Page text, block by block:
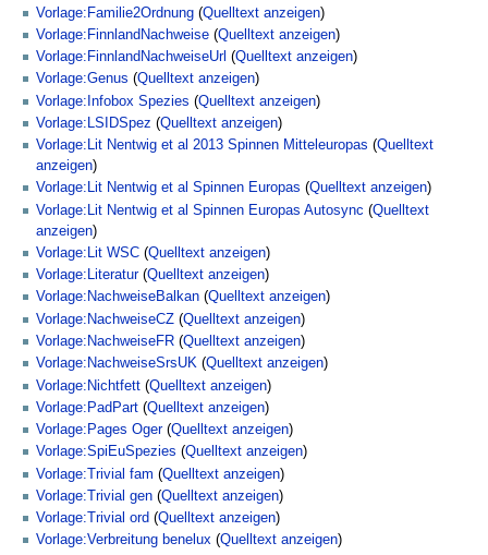
Vorlage:Familie2Ordnung (Quelltext anzeigen)
Vorlage:FinnlandNachweise (Quelltext anzeigen)
Vorlage:FinnlandNachweiseUrl (Quelltext anzeigen)
Vorlage:Genus (Quelltext anzeigen)
Vorlage:Infobox Spezies (Quelltext anzeigen)
Vorlage:LSIDSpez (Quelltext anzeigen)
Vorlage:Lit Nentwig et al 2013 Spinnen Mitteleuropas (Quelltext
anzeigen)
Vorlage:Lit Nentwig et al Spinnen Europas (Quelltext anzeigen)
Vorlage:Lit Nentwig et al Spinnen Europas Autosync (Quelltext
anzeigen)
Vorlage:Lit WSC (Quelltext anzeigen)
Vorlage:Literatur(Quelltext anzeigen)
Vorlage:NachweiseBalkan (Quelltext anzeigen)
Vorlage:NachweiseCZ (Quelltext anzeigen)
Vorlage:NachweiseFR (Quelltext anzeigen)
Vorlage:NachweiseSrsUK (Quelltext anzeigen)
Vorlage:Nichtfett (Quelltext anzeigen)
Vorlage:PadPart (Quelltext anzeigen)
Vorlage:Pages Oger(Quelltext anzeigen)
Vorlage:SpiEuSpezies (Quelltext anzeigen)
Vorlage:Trivial fam (Quelltext anzeigen)
Vorlage:Trivial gen (Quelltext anzeigen)
Vorlage:Trivial ord (Quelltext anzeigen)
Vorlage:Verbreitung benelux (Quelltext anzeigen)